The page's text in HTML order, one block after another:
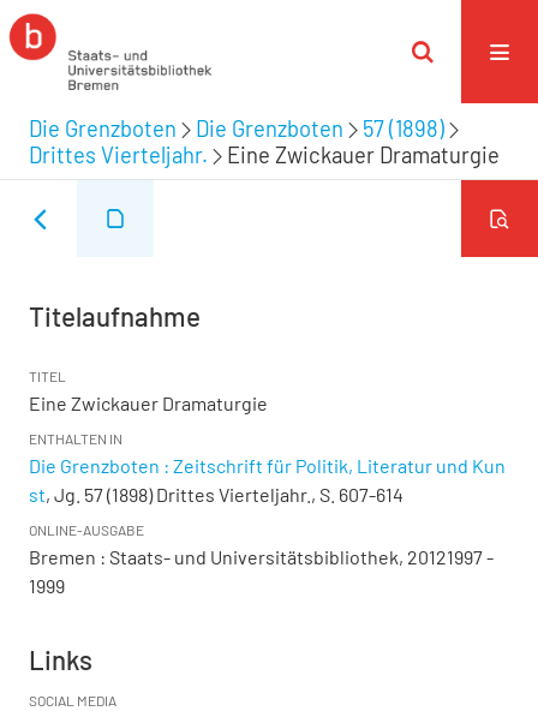
Die Grenzboten Die Grenzboten
57 (1898)
Drittes Vierteljahr.
Eine Zwickauer Dramaturgie
Titelaufnahme
TITEL
Eine Zwickauer Dramaturgie
ENTHALTEN IN
Die Grenzboten : Zeitschrift für Politik, Literatur und Kun
st, Jg. 57 (1898) Drittes Vierteljahr., S. 607-614
ONLINE-AUSGABE
Bremen : Staats- und Universitätsbibliothek, 20121997 -
1999
Links
SOCIAL MEDIA